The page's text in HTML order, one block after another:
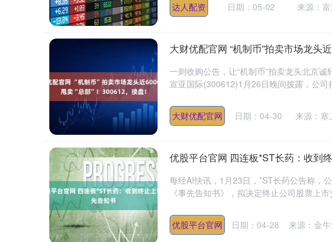
达人配资 日期：05-02 来源：
大财优配官网 “机制币”拍卖市场龙头
一则收购公告，让“机制币”拍卖龙头北京诚
宣亚国际(300612)1月26日晚间披露，公司
大财优配官网 日期：04-30 来源：塞
优股平台官网 四连板*ST长药：收到
每经AI快讯，1月23日，*ST长药公告称，
《事先告知书》，拟决定终止公司股票上
优股平台官网 日期：04-28 来源：金